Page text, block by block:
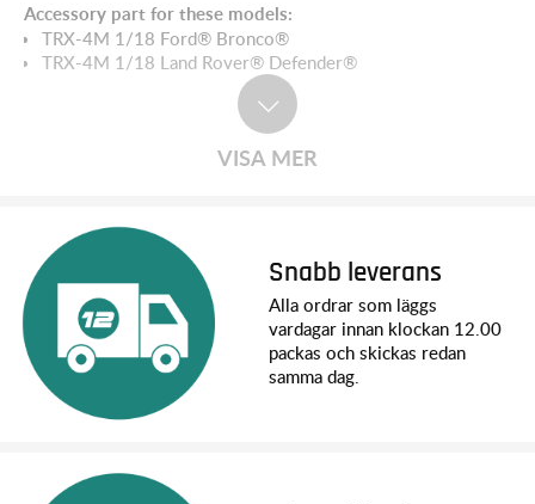
Accessory part for these models:
TRX-4M 1/18 Ford® Bronco®
TRX-4M 1/18 Land Rover® Defender®
VISA MER
Snabb leverans
Alla ordrar som läggs
vardagar innan klockan 12.00
packas och skickas redan
samma dag.